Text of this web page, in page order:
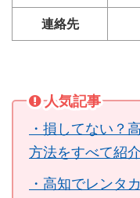
連絡先
人気記事
・損してない？
方法をすべて紹介
・高知でレンタ